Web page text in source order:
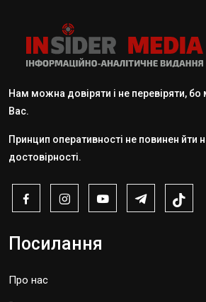
Нам можна довіряти і не перевіряти,
Вас.
Принцип оперативності не повинен йти
достовірності.
Посилання
Про нас